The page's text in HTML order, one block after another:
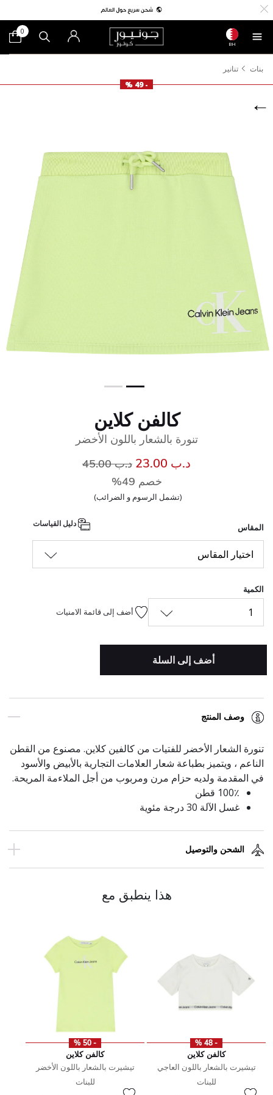
BH
0
بنات
تنانير
- 49 %
كالفن كلاين
تنورة بالشعار باللون الأخضر
د.ب 23.00 سعر مخفض من
د.ب 45.00
خصم 49%
(تشمل الرسوم و الضرائب)
المقاس
اختيار المقاس
الكمية
1 أضف إلى قائمة الامنيات
أضف إلى السلة
وصف المنتج
تنورة الشعار الأخضر للفتيات من كالفين كلاين. مصنوع من القطن
الناعم ، ويتميز بطباعة شعار العلامات التجارية بالأبيض والأسود
في المقدمة ولديه حزام مرن ومربوب من أجل الملاءمة المريحة.
100٪ قطن
غسل الآلة 30 درجة مئوية
الشحن والتوصيل
هذا ينطبق مع
- 48 %
كالفن كلاين
تيشيرت بالشعار باللون العاجي
للبنات
- 50 %
كالفن كلاين
تيشيرت بالشعار باللون الأخضر
للبنات